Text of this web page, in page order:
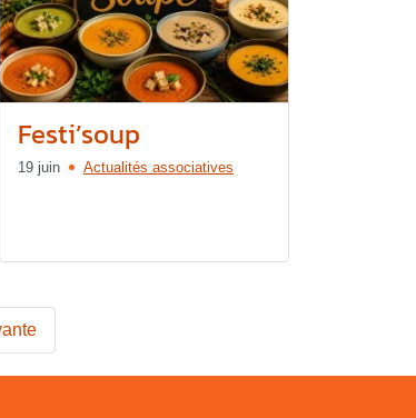
Festi’soup
19 juin Actualités associatives